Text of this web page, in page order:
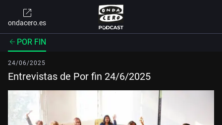
ondacero.es
POR FIN
24/06/2025
Entrevistas de Por fin 24/6/2025